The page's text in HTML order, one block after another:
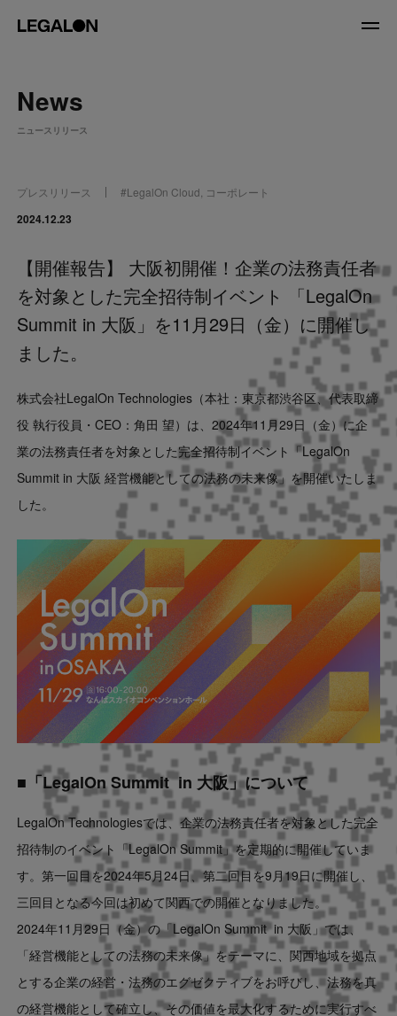
About
Service
News
Recruit
LegalOn Now
Contact
US website
News
ニュースリリース
プレスリリース #LegalOn Cloud コーポレート
2024.12.23
【開催報告】 大阪初開催！企業の法務責任者
を対象とした完全招待制イベント 「LegalOn
Summit in 大阪」を11月29日（金）に開催し
ました。
株式会社LegalOn Technologies（本社：東京都渋谷区、代表取締
役 執行役員・CEO：角田 望）は、2024年11月29日（金）に企
業の法務責任者を対象とした完全招待制イベント「LegalOn
Summit in 大阪 経営機能としての法務の未来像」を開催いたしま
した。
■「LegalOn Summit in 大阪」について
LegalOn Technologiesでは、企業の法務責任者を対象とした完全
招待制のイベント「LegalOn Summit」を定期的に開催していま
す。第一回目を2024年5月24日、第二回目を9月19日に開催し、
三回目となる今回は初めて関西での開催となりました。
2024年11月29日（金）の「LegalOn Summit in 大阪」では、
「経営機能としての法務の未来像」をテーマに、関西地域を拠点
とする企業の経営・法務のエグゼクティブをお呼びし、法務を真
の経営機能として確立し、その価値を最大化するために実行すべ